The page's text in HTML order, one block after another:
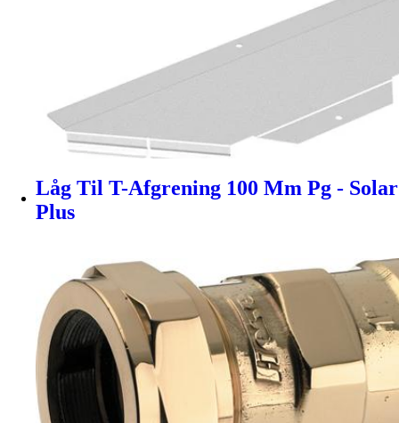
Låg Til T-Afgrening 100 Mm Pg - Solar
Plus